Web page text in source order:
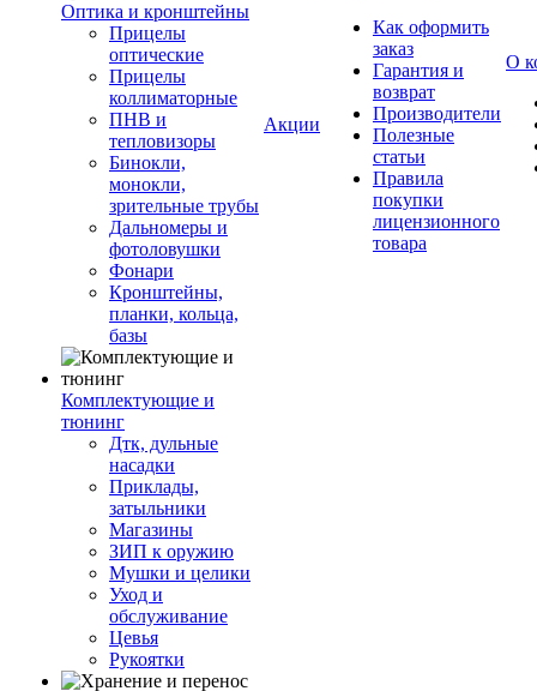
Оптика и кронштейны
Прицелы
оптические
Прицелы
коллиматорные
ПНВ и
тепловизоры
Бинокли,
монокли,
зрительные трубы
Дальномеры и
фотоловушки
Фонари
Кронштейны,
планки, кольца,
базы
Комплектующие и
тюнинг
Дтк, дульные
насадки
Приклады,
затыльники
Магазины
ЗИП к оружию
Мушки и целики
Уход и
обслуживание
Цевья
Рукоятки
Акции
Как оформить
заказ
Гарантия и
возврат
Производители
Полезные
статьи
Правила
покупки
лицензионного
товара
О